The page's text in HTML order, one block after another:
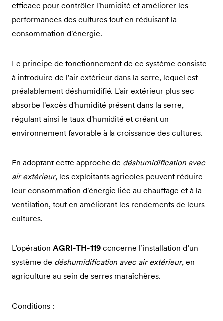
efficace pour contrôler l'humidité et améliorer les
performances des cultures tout en réduisant la
consommation d'énergie.
Le principe de fonctionnement de ce système consiste
à introduire de l'air extérieur dans la serre, lequel est
préalablement déshumidifié. L'air extérieur plus sec
absorbe l'excès d'humidité présent dans la serre,
régulant ainsi le taux d'humidité et créant un
environnement favorable à la croissance des cultures.
En adoptant cette approche de déshumidification avec
air extérieur, les exploitants agricoles peuvent réduire
leur consommation d'énergie liée au chauffage et à la
ventilation, tout en améliorant les rendements de leurs
cultures.
L’opération AGRI-TH-119 concerne l’installation d’un
système de déshumidification avec air extérieur, en
agriculture au sein de serres maraîchères.
Conditions :